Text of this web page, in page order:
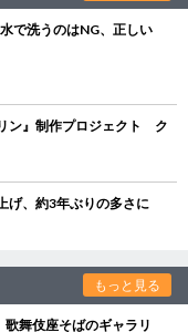
で洗うのはNG、正しい
ン』制作プロジェクト ク
げ、約3年ぶりの多さに
もっと見る
舞伎座そばのギャラリ